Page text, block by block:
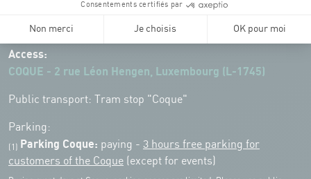
Weekend: 07h30 - 19h00
Remember to check the opening hours of each activity.
Access:
COQUE - 2 rue Léon Hengen, Luxembourg (L-1745)
Public transport: Tram stop "Coque"
Parking:
(1) Parking Coque: paying - 3 hours free parking for
customers of the Coque (except for events)